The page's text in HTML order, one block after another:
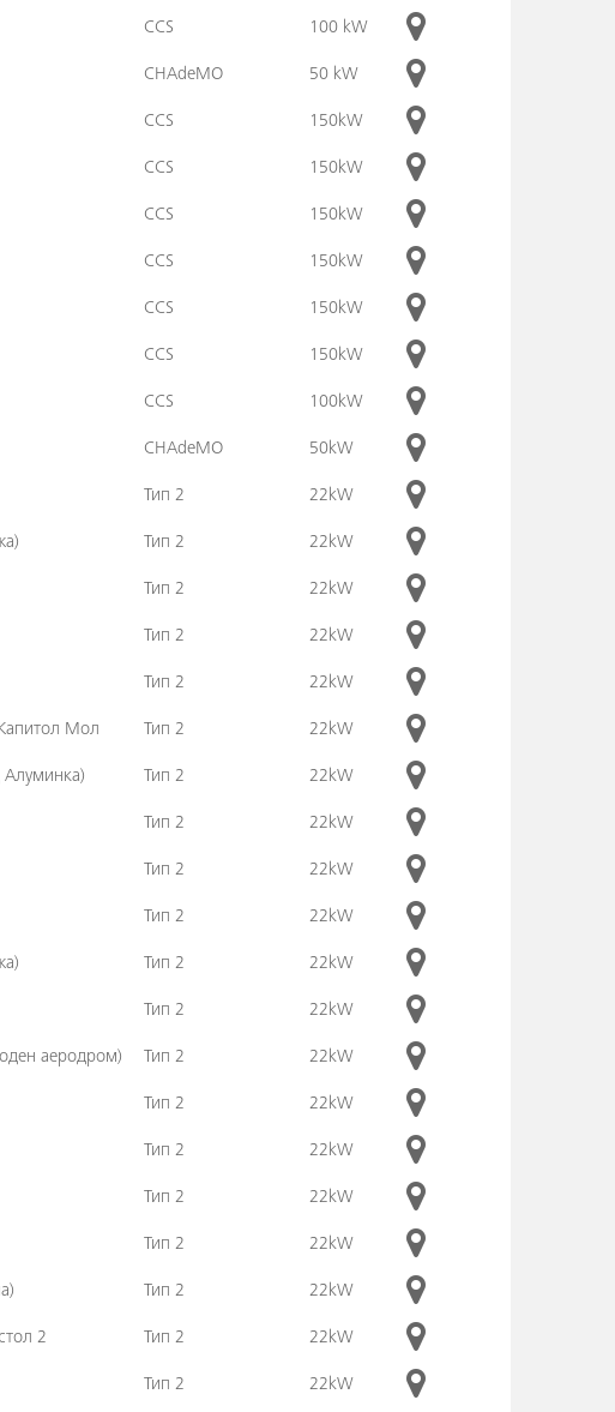
CCS 100 kW
CHAdeMO 50 kW
CCS 150kW
CCS 150kW
CCS 150kW
CCS 150kW
CCS 150kW
CCS 150kW
CCS 100kW
CHAdeMO 50kW
Тип 2 22kW
Тип 2 22kW
Тип 2 22kW
Тип 2 22kW
Тип 2 22kW
Мол Тип 2 22kW
Алуминка) Тип 2 22kW
Тип 2 22kW
Тип 2 22kW
Тип 2 22kW
Тип 2 22kW
Тип 2 22kW
аеродром) Тип 2 22kW
Тип 2 22kW
Тип 2 22kW
Тип 2 22kW
Тип 2 22kW
Тип 2 22kW
2 Тип 2 22kW
Тип 2 22kW